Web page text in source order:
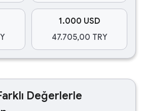
1.000 USD
47.705,00 TRY
Değerlerle